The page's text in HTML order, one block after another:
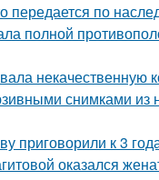
передается по
полной
некачественную
снимками из
приговорили к 3
оказался